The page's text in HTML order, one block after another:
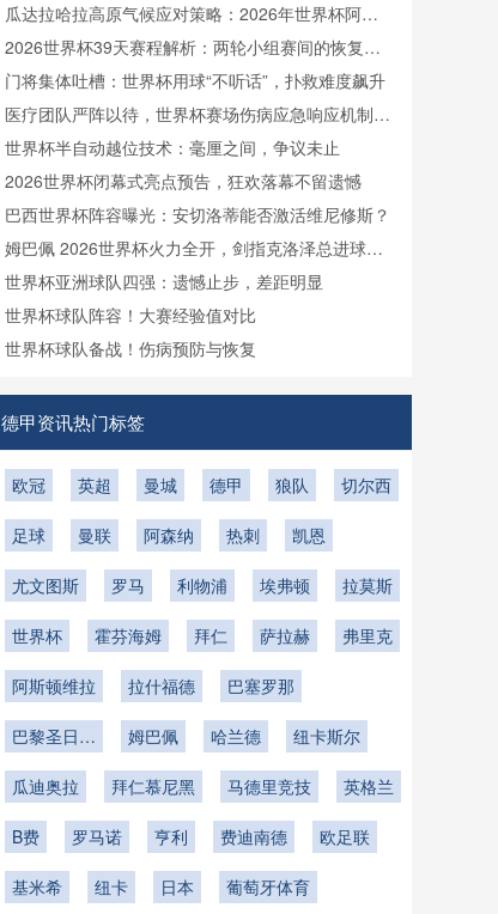
略
瓜达拉哈拉高原气候应对策略：2026年世界杯阿克
伦球场备战解析
2026世界杯39天赛程解析：两轮小组赛间的恢复时
间窗口
门将集体吐槽：世界杯用球“不听话”，扑救难度飙升
医疗团队严阵以待，世界杯赛场伤病应急响应机制启
动
世界杯半自动越位技术：毫厘之间，争议未止
2026世界杯闭幕式亮点预告，狂欢落幕不留遗憾
巴西世界杯阵容曝光：安切洛蒂能否激活维尼修斯？
姆巴佩 2026世界杯火力全开，剑指克洛泽总进球纪
录
世界杯亚洲球队四强：遗憾止步，差距明显
世界杯球队阵容！大赛经验值对比
世界杯球队备战！伤病预防与恢复
德甲资讯热门标签
欧冠 英超 曼城 德甲 狼队 切尔西
足球 曼联 阿森纳 热刺 凯恩
尤文图斯 罗马 利物浦 埃弗顿 拉莫斯
世界杯 霍芬海姆 拜仁 萨拉赫 弗里克
阿斯顿维拉 拉什福德 巴塞罗那
巴黎圣日耳
姆巴佩 哈兰德 纽卡斯尔
瓜迪奥拉 拜仁慕尼黑 马德里竞技 英格兰
B费 罗马诺 亨利 费迪南德 欧足联
基米希 纽卡 日本 葡萄牙体育